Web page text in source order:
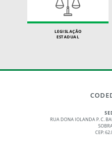
LEGISLAÇÃO
ESTADUAL
RUA DONA IOLANDA P. C.
CEP: